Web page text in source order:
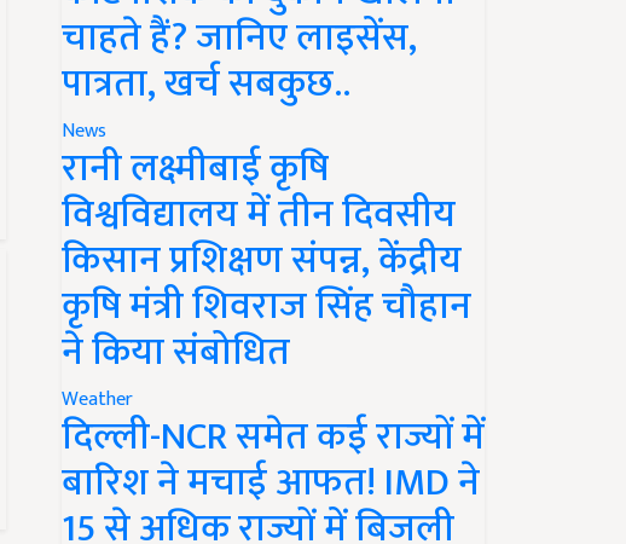
चाहते हैं? जानिए लाइसेंस,
पात्रता, खर्च सबकुछ..
News
रानी लक्ष्मीबाई कृषि
विश्वविद्यालय में तीन दिवसीय
किसान प्रशिक्षण संपन्न, केंद्रीय
कृषि मंत्री शिवराज सिंह चौहान
ने किया संबोधित
Weather
दिल्ली-NCR समेत कई राज्यों में
बारिश ने मचाई आफत! IMD ने
15 से अधिक राज्यों में बिजली